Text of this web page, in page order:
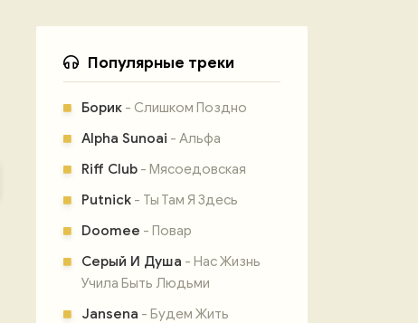
Популярные треки
Борик - Слишком Поздно
Alpha Sunoai - Альфа
Riff Club - Мясоедовская
Putnick - Ты Там Я Здесь
Doomee - Повар
Серый И Душа - Нас Жизнь
Учила Быть Людьми
Jansena - Будем Жить